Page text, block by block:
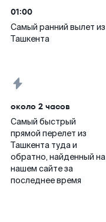
01:00
Самый ранний вылет из
Ташкента
около 2 часов
Самый быстрый
прямой перелет из
Ташкента туда и
обратно, найденный на
нашем сайте за
последнее время